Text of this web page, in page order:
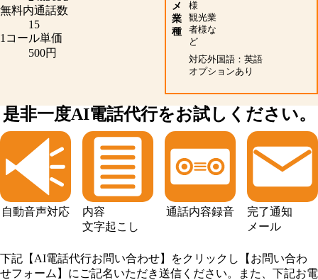
無料内通話数
15
1コール単価
500円
メ
業
種
様
観光業
者様な
ど
対応外国語：英語
オプションあり
是非一度AI電話代行をお試しください。
自動音声対応
内容
文字起こし
通話内容録音
完了通知
メール
下記【AI電話代行お問い合わせ】をクリックし【お問い合わ
せフォーム】にご記名いただき送信ください。また、下記お電